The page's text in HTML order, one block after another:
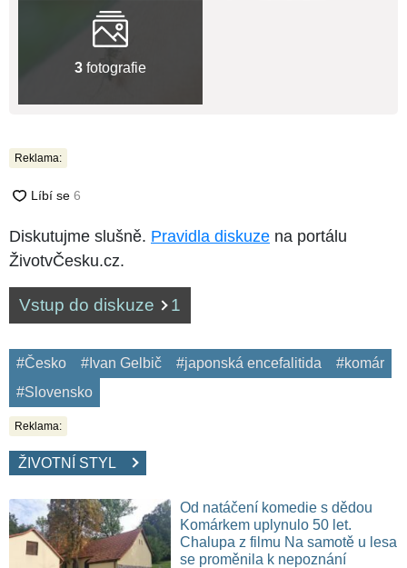
3 fotografie
Reklama:
Diskutujme slušně. Pravidla diskuze na portálu
ŽivotvČesku.cz.
Vstup do diskuze 1
#Česko #Ivan Gelbič #japonská encefalitida
#komár
#Slovensko
Reklama:
ŽIVOTNÍ STYL
Od natáčení komedie s dědou
Komárkem uplynulo 50 let.
Chalupa z filmu Na samotě u lesa
se proměnila k nepoznání